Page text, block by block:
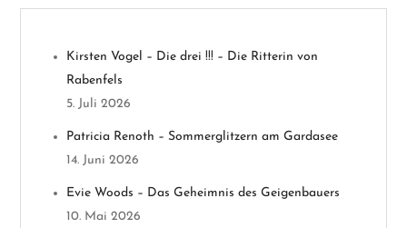
s
n
v
Kirsten Vogel – Die drei !!! – Die Ritterin von
Rabenfels
5. Juli 2026
Patricia Renoth – Sommerglitzern am Gardasee
14. Juni 2026
Evie Woods – Das Geheimnis des Geigenbauers
10. Mai 2026